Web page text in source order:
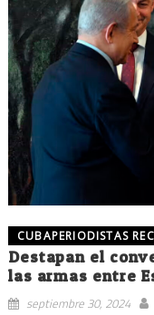
CUBAPERIODISTAS
Destapan el
las armas entre
septiembre 30, 2024